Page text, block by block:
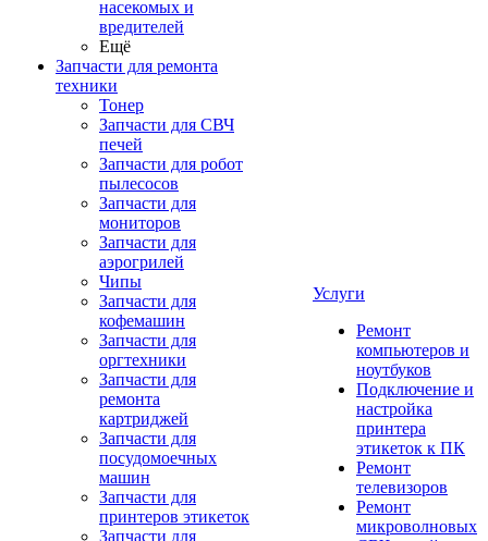
насекомых и
вредителей
Ещё
Запчасти для ремонта
техники
Тонер
Запчасти для СВЧ
печей
Запчасти для робот
пылесосов
Запчасти для
мониторов
Запчасти для
аэрогрилей
Чипы
Запчасти для
кофемашин
Запчасти для
оргтехники
Запчасти для
ремонта
картриджей
Запчасти для
посудомоечных
машин
Запчасти для
принтеров этикеток
Запчасти для
Услуги
Ремонт
компьютеров и
ноутбуков
Подключение и
настройка
принтера
этикеток к ПК
Ремонт
телевизоров
Ремонт
микроволновых